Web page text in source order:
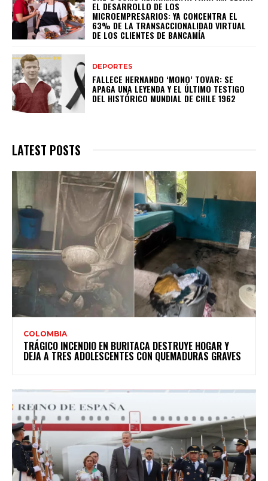
EL DESARROLLO DE LOS
MICROEMPRESARIOS: YA CONCENTRA EL
63% DE LA TRANSACCIONALIDAD VIRTUAL
DE LOS CLIENTES DE BANCAMÍA
DEPORTES
FALLECE HERNANDO ‘MONO’ TOVAR: SE
APAGA UNA LEYENDA Y EL ÚLTIMO TESTIGO
DEL HISTÓRICO MUNDIAL DE CHILE 1962
LATEST POSTS
COLOMBIA
TRÁGICO INCENDIO EN BURITACA DESTRUYE HOGAR Y
DEJA A TRES ADOLESCENTES CON QUEMADURAS GRAVES